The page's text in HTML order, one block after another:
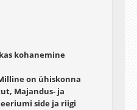
kohanemine
on ühiskonna
Majandus- ja
side ja riigi